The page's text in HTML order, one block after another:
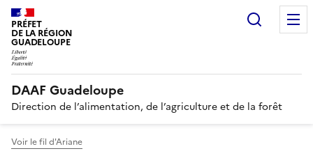
PRÉFET
DE LA RÉGION
GUADELOUPE
DAAF Guadeloupe
Direction de l’alimentation, de l’agriculture et de la forêt
Voir le fil d'Ariane